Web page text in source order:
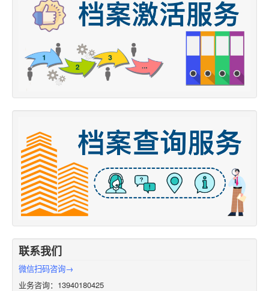
联系我们
微信扫码咨询→
业务咨询：13940180425